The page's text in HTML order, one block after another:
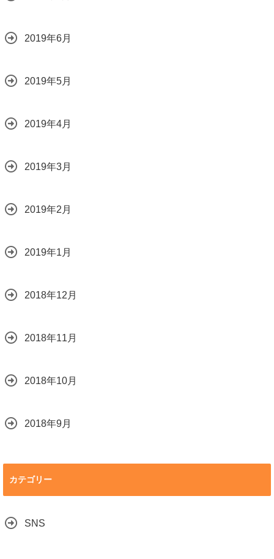
2019年6月
2019年5月
2019年4月
2019年3月
2019年2月
2019年1月
2018年12月
2018年11月
2018年10月
2018年9月
カテゴリー
SNS